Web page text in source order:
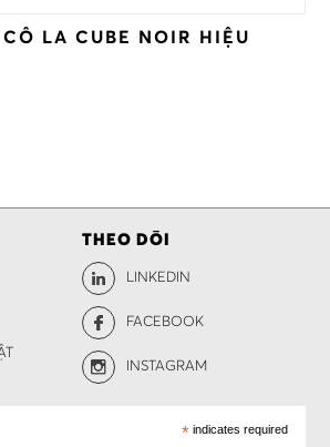
LA CUBE NOIR HIỆU
THEO DÕI
LINKEDIN
FACEBOOK
INSTAGRAM
*indicates required